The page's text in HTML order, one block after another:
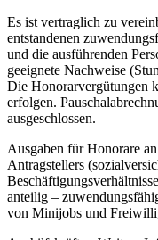
Es ist vertraglich zu
entstandenen
und die ausführenden
geeignete Nachweise
Die Honorarvergütungen
erfolgen.
ausgeschlossen.
Ausgaben für Honorare
Antragstellers
anteilig –
von Minijobs und